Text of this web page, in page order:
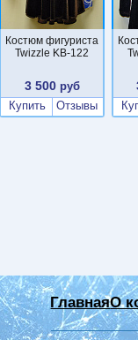
Костюм фигуриста
Twizzle KB-122
3 500руб
Купить
Отзывы
ГлавнаяО